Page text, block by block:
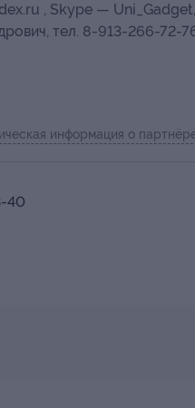
, Skype —
тел. 8-913-266-72-
информация о
40